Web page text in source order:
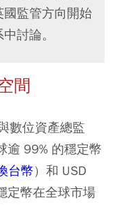
監管方向開始
討論。
間
數位資產總監
逾 99% 的穩定幣
台幣）和 USD
定幣在全球市場